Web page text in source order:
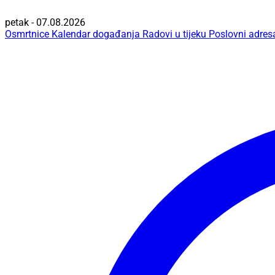
petak - 07.08.2026
Osmrtnice Kalendar događanja Radovi u tijeku Poslovni